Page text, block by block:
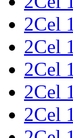
2Cel
2Cel
2Cel
2Cel
2Cel